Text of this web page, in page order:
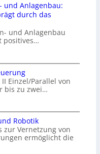
und Anlagenbau:
durch das
und Anlagenbau
positives…
Einzel/Parallel von
bis zu zwei…
Robotik
zur Vernetzung von
ermöglicht die